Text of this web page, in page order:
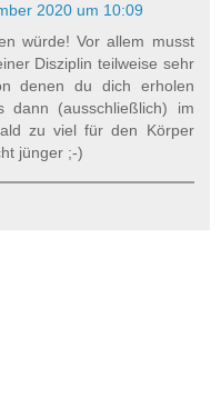
2020 um 10:09
würde! Vor allem musst
Disziplin teilweise sehr
denen du dich erholen
dann (ausschließlich) im
zu viel für den Körper
jünger ;-)